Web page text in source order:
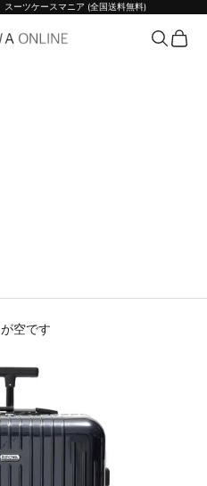
ーツケースマニア (全国送料無料)
専門通販サイト スーツケー
検索カート
空です